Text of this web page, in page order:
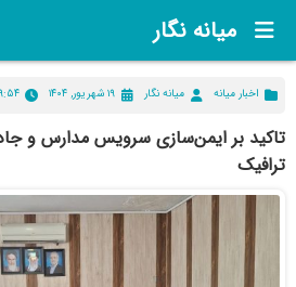
میانه نگار
اخبار میانه میانه نگار ۱۹ شهریور, ۱۴۰۴
تاکید بر ایمن‌سازی سرویس مدارس و
ترافیک